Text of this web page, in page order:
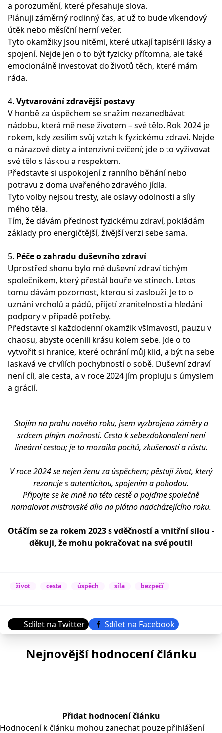
a porozumění, které přesahuje slova.
Plánuji záměrný rodinný čas, ať už to bude víkendový
útěk nebo měsíční herní večer.
Tyto okamžiky jsou nitěmi, které utkají tapisérii lásky a
spojení. Nejde jen o to být fyzicky přítomna, ale také
emocionálně investovat do životů těch, které mám
ráda.
4. Vytvarování zdravější postavy
V honbě za úspěchem se snažím nezanedbávat
nádobu, která mě nese životem – své tělo. Rok 2024 je
rokem, kdy zesílím svůj vztah k fyzickému zdraví. Nejde
o nárazové diety a intenzivní cvičení; jde o to vyživovat
své tělo s láskou a respektem.
Představte si uspokojení z ranního běhání nebo
potravu z doma uvařeného zdravého jídla.
Tyto volby nejsou tresty, ale oslavy odolnosti a síly
mého těla.
Tím, že dávám přednost fyzickému zdraví, pokládám
základy pro energičtější, živější verzi sebe sama.
5. Péče o zahradu duševního zdraví
Uprostřed shonu bylo mé duševní zdraví tichým
společníkem, který přestál bouře ve stínech. Letos
tomu dávám pozornost, kterou si zaslouží. Je to o
uznání vrcholů a pádů, přijetí zranitelnosti a hledání
podpory v případě potřeby.
Představte si každodenní okamžik všímavosti, pauzu v
chaosu, abyste ocenili krásu kolem sebe. Jde o to
vytvořit si hranice, které ochrání můj klid, a být na sebe
laskavá ve chvílích pochybností o sobě. Duševní zdraví
není cíl, ale cesta, a v roce 2024 jím propluju s úmyslem
a grácií.
Stojím na prahu nového roku, jsem vyzbrojena záměry a
srdcem plným možností. Cesta k sebezdokonalení není
lineární cestou; je to mozaika pocitů, zkušeností a růstu.
V roce 2024 se nejen ženu za úspěchem; pěstuji život, který
rezonuje s autenticitou, spojením a pohodou.
Připojte se ke mně na této cestě a pojďme společně
namalovat mistrovské dílo na plátno nadcházejícího roku.
Otáčím se za rokem 2023 s vděčností a vnitřní silou -
děkuji, že mohu pokračovat na své pouti!
život cesta úspěch síla bezpečí
Sdílet na Twitter Sdílet na Facebook
Nejnovější hodnocení článku
Přidat hodnocení článku
Hodnocení k článku mohou zanechat pouze přihlášení